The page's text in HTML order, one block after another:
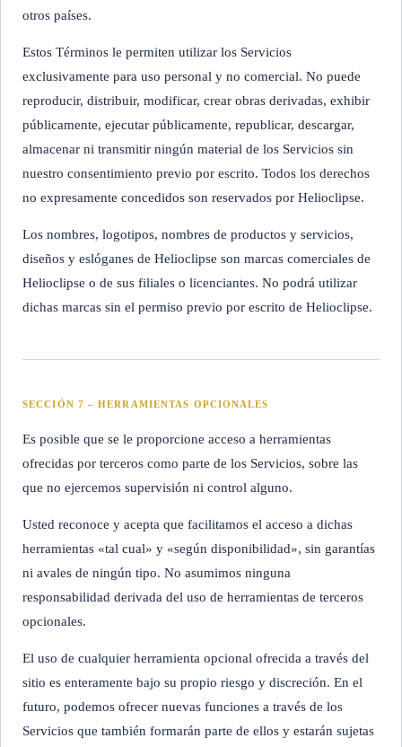
otros países.
Estos Términos le permiten utilizar los Servicios
exclusivamente para uso personal y no comercial. No puede
reproducir, distribuir, modificar, crear obras derivadas, exhibir
públicamente, ejecutar públicamente, republicar, descargar,
almacenar ni transmitir ningún material de los Servicios sin
nuestro consentimiento previo por escrito. Todos los derechos
no expresamente concedidos son reservados por Helioclipse.
Los nombres, logotipos, nombres de productos y servicios,
diseños y eslóganes de Helioclipse son marcas comerciales de
Helioclipse o de sus filiales o licenciantes. No podrá utilizar
dichas marcas sin el permiso previo por escrito de Helioclipse.
SECCIÓN 7 – HERRAMIENTAS OPCIONALES
Es posible que se le proporcione acceso a herramientas
ofrecidas por terceros como parte de los Servicios, sobre las
que no ejercemos supervisión ni control alguno.
Usted reconoce y acepta que facilitamos el acceso a dichas
herramientas «tal cual» y «según disponibilidad», sin garantías
ni avales de ningún tipo. No asumimos ninguna
responsabilidad derivada del uso de herramientas de terceros
opcionales.
El uso de cualquier herramienta opcional ofrecida a través del
sitio es enteramente bajo su propio riesgo y discreción. En el
futuro, podemos ofrecer nuevas funciones a través de los
Servicios que también formarán parte de ellos y estarán sujetas